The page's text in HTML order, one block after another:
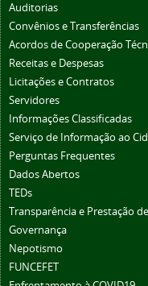
Auditorias
Convênios e Transferências
Acordos de Cooperação
Receitas e Despesas
Licitações e Contratos
Servidores
Informações Classificadas
Serviço de Informação ao
Perguntas Frequentes
Dados Abertos
TEDs
Transparência e Prestação
Governança
Nepotismo
FUNCEFET